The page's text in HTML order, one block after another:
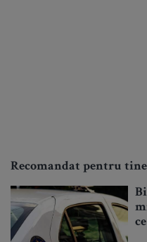
Recomandat pentru tine